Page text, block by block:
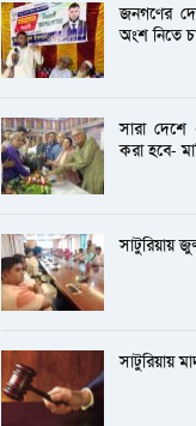
জনগণের
অংশ নিতে
সারা দেশে
করা হবে-
সাটুরিয়ায়
সাটুরিয়ায়